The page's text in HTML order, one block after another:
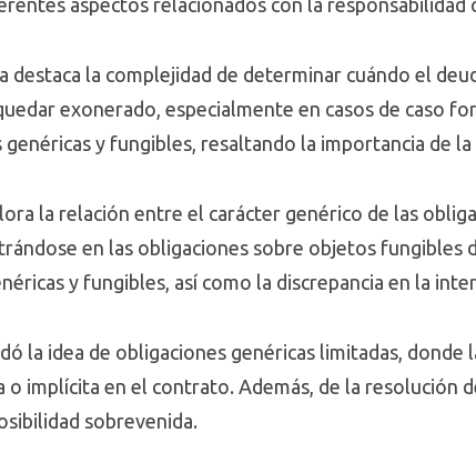
aspectos relacionados con la responsabilidad
destaca la complejidad de determinar cuándo el
exonerado, especialmente en casos de caso
y fungibles, resaltando la importancia de
la relación entre el carácter genérico de las
en las obligaciones sobre objetos fungibles
y fungibles, así como la discrepancia en la
la idea de obligaciones genéricas limitadas,
o implícita en el contrato. Además, de la resolución
sobrevenida.